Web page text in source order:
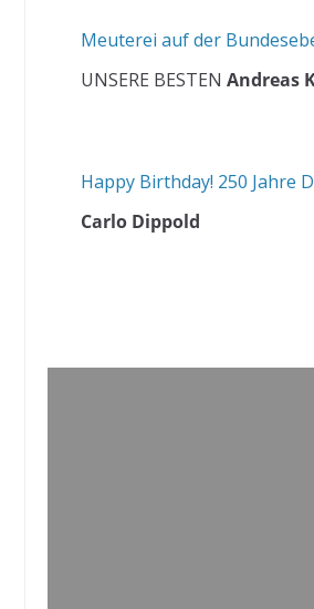
Meuterei auf der
UNSERE BESTEN Andreas
Happy Birthday! 250 Jahre
Carlo Dippold